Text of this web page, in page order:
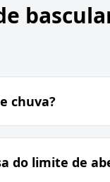
chuva?
do limite de